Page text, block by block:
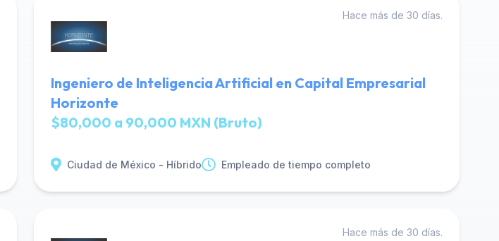
Hace más de 30 días.
Ingeniero de Inteligencia Artificial en Capital Empresarial
Horizonte
$80,000 a 90,000 MXN (Bruto)
Ciudad de México - Híbrido Empleado de tiempo completo
Hace más de 30 días.